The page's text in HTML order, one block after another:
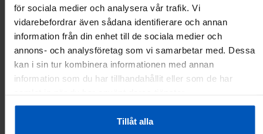
för sociala medier och analysera vår trafik. Vi
vidarebefordrar även sådana identifierare och annan
information från din enhet till de sociala medier och
annons- och analysföretag som vi samarbetar med. Dessa
kan i sin tur kombinera informationen med annan
information som du har tillhandahållit eller som de har
Tillåt alla
Var
till
hjälp?
1 0
Rapportera som olämplig
Hans S.03.07.2025